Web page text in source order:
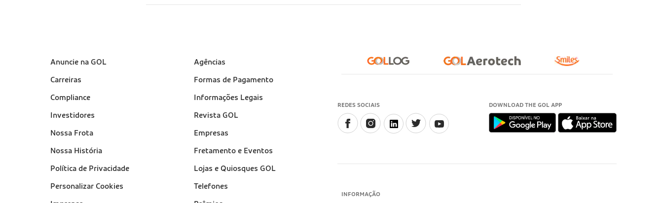
Sobre a Gol (footer)
Anuncie na GOL
Carreiras
Compliance
Investidores
Nossa Frota
Nossa História
Política de Privacidade
Personalizar Cookies
Suporte
Agências
Formas de Pagamento
Informações Legais
Revista GOL
Empresas
Fretamento e Eventos
Lojas e Quiosques GOL
Telefones
REDES SOCIAIS DOWNLOAD THE GOL APP
INFORMAÇÃO